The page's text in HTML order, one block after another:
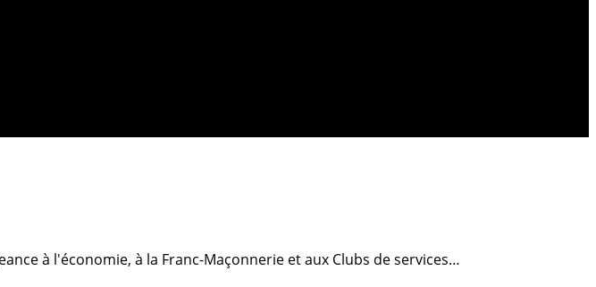
à l'économie, à la Franc-Maçonnerie et aux Clubs de services…